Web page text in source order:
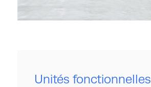
Unités fonctionnelles